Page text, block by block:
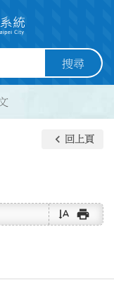
搜尋
keyboard_arrow_left 回上頁
text_rotate_vertical print